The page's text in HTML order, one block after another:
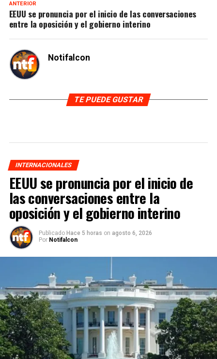
ANTERIOR
EEUU se pronuncia por el inicio de las conversaciones
entre la oposición y el gobierno interino
Notifalcon
TE PUEDE GUSTAR
INTERNACIONALES
EEUU se pronuncia por el inicio de
las conversaciones entre la
oposición y el gobierno interino
Publicado Hace 5 horas on agosto 6, 2026
Por Notifalcon